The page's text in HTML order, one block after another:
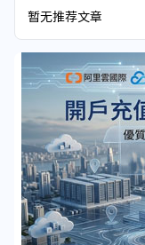
暂无推荐文章